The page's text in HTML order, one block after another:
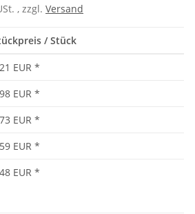
, zzgl. Versand
/ Stück
EUR *
EUR *
EUR *
EUR *
EUR *